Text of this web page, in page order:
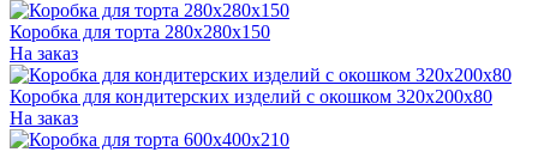
Коробка для торта 280x280x150
На заказ
Коробка для кондитерских изделий с окошком 320x200x80
На заказ